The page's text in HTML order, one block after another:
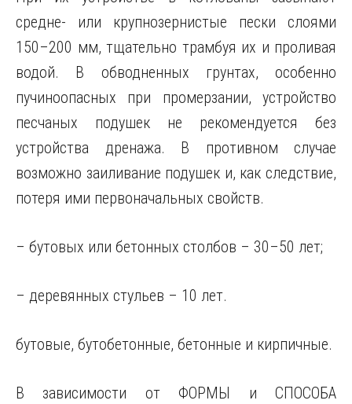
средне- или крупнозернистые пески слоями
150–200 мм, тщательно трамбуя их и проливая
водой. В обводненных грунтах, особенно
пучиноопасных при промерзании, устройство
песчаных подушек не рекомендуется без
устройства дренажа. В противном случае
возможно заиливание подушек и, как следствие,
потеря ими первоначальных свойств.
– бутовых или бетонных столбов – 30–50 лет;
– деревянных стульев – 10 лет.
бутовые, бутобетонные, бетонные и кирпичные.
В зависимости от ФОРМЫ и СПОСОБА